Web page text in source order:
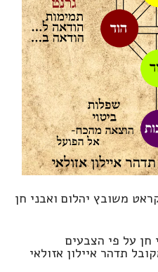
עשר ספירות מזהב 14 קראט משובץ יהלום ואבני חן
חן על פי הצבעים
תדהר איילון אזולאי